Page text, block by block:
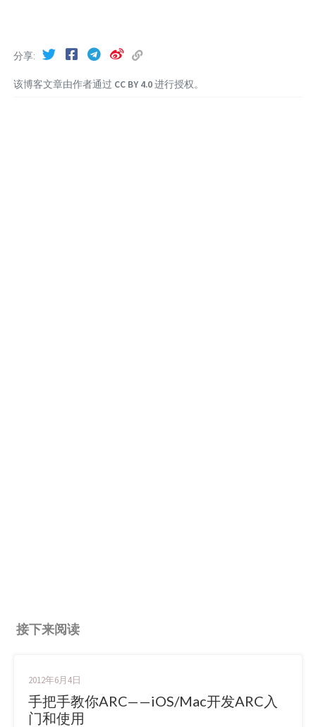
该博客文章由作者通过 CC BY 4.0进行授权。
分享
接下来阅读
2012年6月4日
手把手教你ARC——iOS/Mac开发ARC入
门和使用